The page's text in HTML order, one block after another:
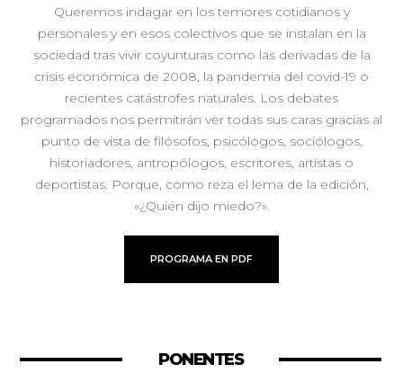
Queremos indagar en los temores cotidianos y
personales y en esos colectivos que se instalan en la
sociedad tras vivir coyunturas como las derivadas de la
crisis económica de 2008, la pandemia del covid-19 o
recientes catástrofes naturales. Los debates
programados nos permitirán ver todas sus caras gracias al
punto de vista de filósofos, psicólogos, sociólogos,
historiadores, antropólogos, escritores, artistas o
deportistas. Porque, como reza el lema de la edición,
«¿Quién dijo miedo?».
PROGRAMA EN PDF
PONENTES